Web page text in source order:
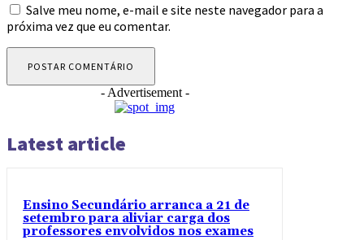
Salve meu nome, e-mail e site neste navegador para a
próxima vez que eu comentar.
- Advertisement -
Latest article
Ensino Secundário arranca a 21 de
setembro para aliviar carga dos
professores envolvidos nos exames